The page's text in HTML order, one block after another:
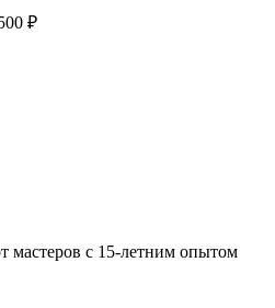
₽
мастеров с 15-летним опытом